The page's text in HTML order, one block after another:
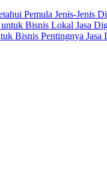
Jenis-Jenis
Jasa
Pentingnya